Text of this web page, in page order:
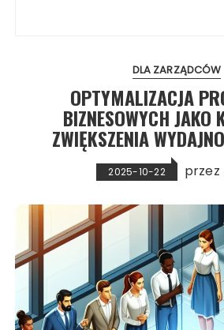
DLA ZARZĄDCÓW
OPTYMALIZACJA
BIZNESOWYCH JAKO
ZWIĘKSZENIA
2025-10-22 przez